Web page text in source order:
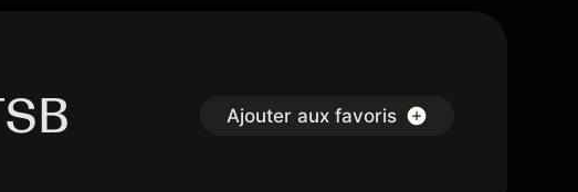
Ajouter aux favoris